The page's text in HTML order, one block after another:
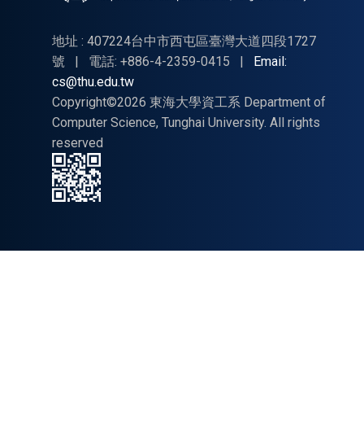
地址 : 407224台中市西屯區臺灣大道四段1727
號
| 電話: +886-4-2359-0415 |
Email:
cs@thu.edu.tw
Copyright©2026 東海大學資工系 Department of
Computer Science, Tunghai University. All rights
reserved